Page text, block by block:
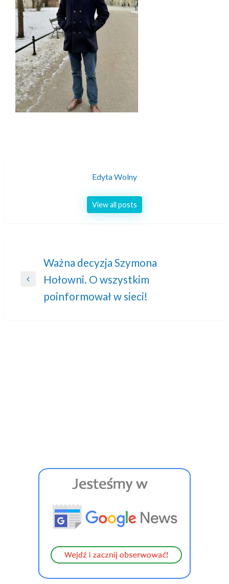
Edyta Wolny
View all posts
Nawigacja
wpisu
Previous
Ważna decyzja Szymona
Hołowni. O wszystkim
poinformował w sieci!